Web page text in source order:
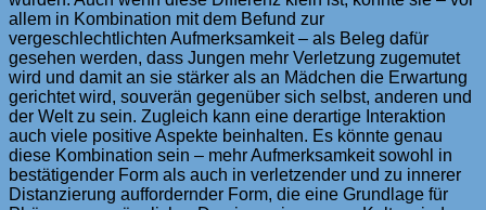
allem in Kombination mit dem Befund zur
vergeschlechtlichten Aufmerksamkeit – als Beleg dafür
gesehen werden, dass Jungen mehr Verletzung zugemutet
wird und damit an sie stärker als an Mädchen die Erwartung
gerichtet wird, souverän gegenüber sich selbst, anderen und
der Welt zu sein. Zugleich kann eine derartige Interaktion
auch viele positive Aspekte beinhalten. Es könnte genau
diese Kombination sein – mehr Aufmerksamkeit sowohl in
bestätigender Form als auch in verletzender und zu innerer
Distanzierung auffordernder Form, die eine Grundlage für